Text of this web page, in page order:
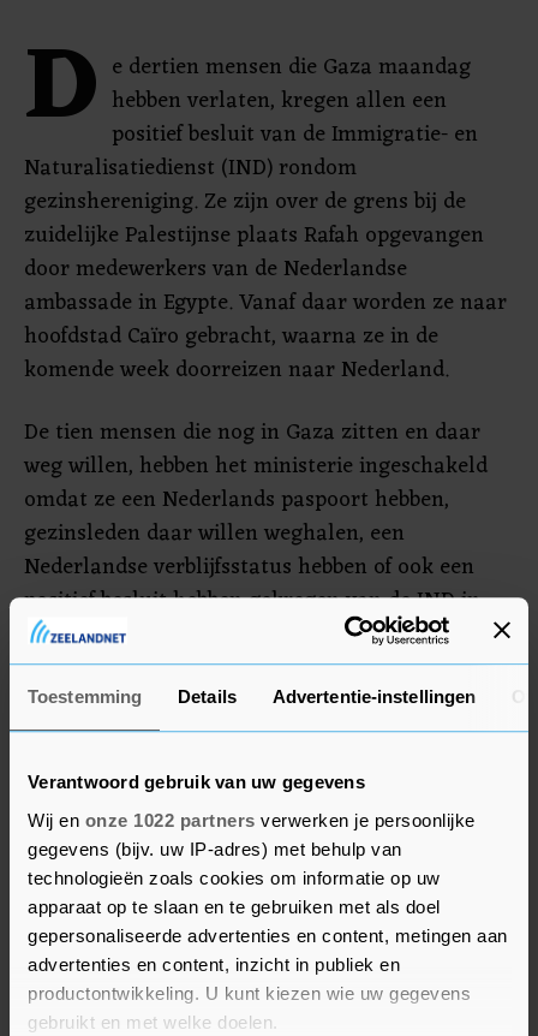
Toestemming Details Advertentie-instellingen
Verantwoord gebruik van uw gegevens
Wij en onze 1022 partners verwerken je persoonlijke
gegevens (bijv. uw IP-adres) met behulp van
technologieën zoals cookies om informatie op uw
apparaat op te slaan en te gebruiken met als doel
gepersonaliseerde advertenties en content, metingen aan
advertenties en content, inzicht in publiek en
productontwikkeling. U kunt kiezen wie uw gegevens
gebruikt en met welke doelen.
D e dertien mensen die Gaza maandag
hebben verlaten, kregen allen een
positief besluit van de Immigratie- en
Naturalisatiedienst (IND) rondom
gezinshereniging. Ze zijn over de grens bij de
zuidelijke Palestijnse plaats Rafah opgevangen
door medewerkers van de Nederlandse
ambassade in Egypte. Vanaf daar worden ze naar
hoofdstad Caïro gebracht, waarna ze in de
komende week doorreizen naar Nederland.
De tien mensen die nog in Gaza zitten en daar
weg willen, hebben het ministerie ingeschakeld
omdat ze een Nederlands paspoort hebben,
gezinsleden daar willen weghalen, een
Nederlandse verblijfsstatus hebben of ook een
positief besluit hebben gekregen van de IND in
het kader van gezinshereniging.
Tot nu toe heeft het ministerie ruim tachtig
mensen uit Gaza gekregen, meldt Buitenlandse